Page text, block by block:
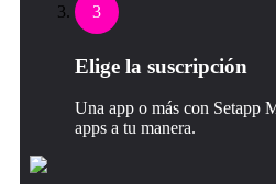
3
Elige la suscripción
Una app o más con Setapp
apps a tu manera.